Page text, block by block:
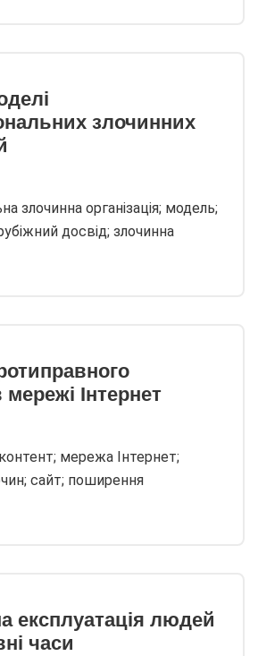
злочинних
злочинна організація; модель;
досвід; злочинна
мережі Інтернет
мережа Інтернет;
сайт; поширення
експлуатація людей
часи